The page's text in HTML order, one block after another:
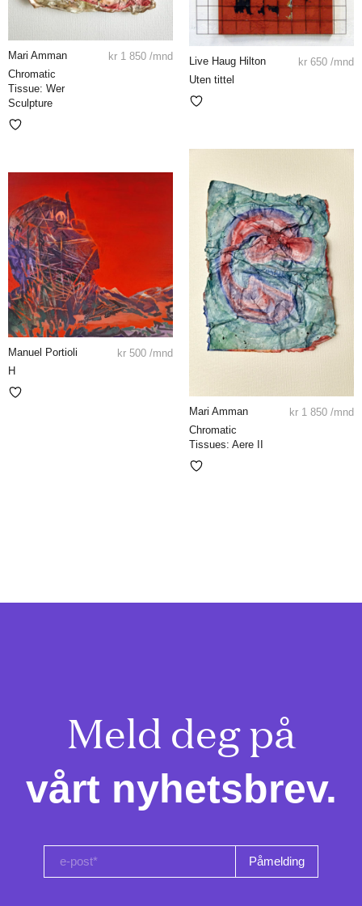
Mari Amman
Chromatic
Tissue: Wer
Sculpture
kr 1 850 /mnd
Live Haug Hilton
Uten tittel
kr 650 /mnd
Mari Amman
Chromatic
Tissues: Aere II
kr 1 850 /mnd
Manuel Portioli
H
kr 500 /mnd
Meld deg på
vårt nyhetsbrev.
e-post*